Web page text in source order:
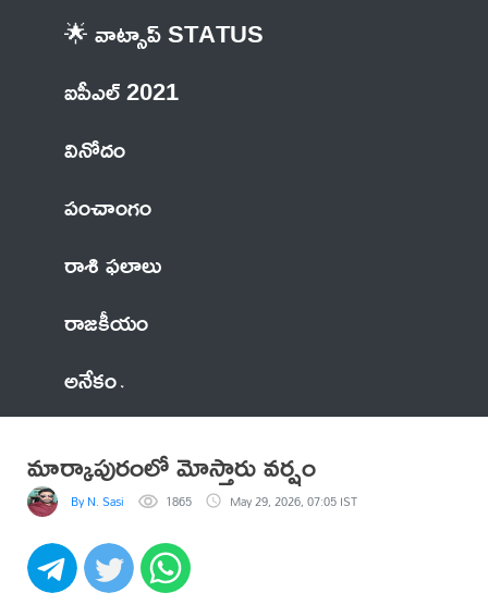
🌟 వాట్సాప్ STATUS
ఐపీఎల్ 2021
వినోదం
పంచాంగం
రాశి ఫలాలు
రాజకీయం
అనేకం
మార్కాపురంలో మోస్తారు వర్షం
By N. Sasi 1865 May 29, 2026, 07:05 IST